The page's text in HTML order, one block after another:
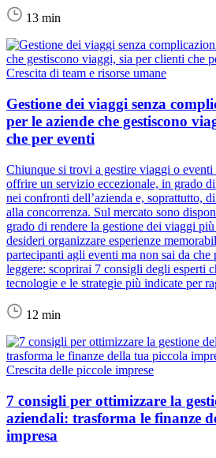
13 min
Crescita di team e risorse umane
Gestione dei viaggi senza
per le aziende che gestiscono
che per eventi
Chiunque si trovi a gestire viaggi o eventi
offrire un servizio eccezionale, in grado
nei confronti dell’azienda e, soprattutto,
alla concorrenza. Sul mercato sono
grado di rendere la gestione dei viaggi
desideri organizzare esperienze
partecipanti agli eventi ma non sai da che
leggere: scoprirai 7 consigli degli esperti
tecnologie e le strategie più indicate per
12 min
Crescita delle piccole imprese
7 consigli per ottimizzare la
aziendali: trasforma le finanze
impresa